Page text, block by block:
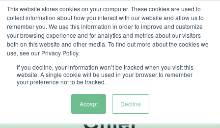
This website stores cookies on your computer. These cookies are used to
collect information about how you interact with our website and allow us to
remember you. We use this information in order to improve and customize
your browsing experience and for analytics and metrics about our visitors
both on this website and other media. To find out more about the cookies we
use, see our Privacy Policy.
If you decline, your information won’t be tracked when you visit this
website. A single cookie will be used in your browser to remember
your preference not to be tracked.
Accept Decline
Skip
content
Heliospectra
välkomnar ny
Chief